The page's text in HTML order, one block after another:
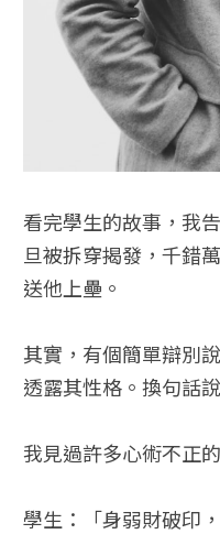
看完學生的故事，我
旦被拆穿揭發，千錯
送他上壘。
其實，有個簡單辯別
透露其性格。換句話
我見過許多心術不正
學生：「身弱財破印